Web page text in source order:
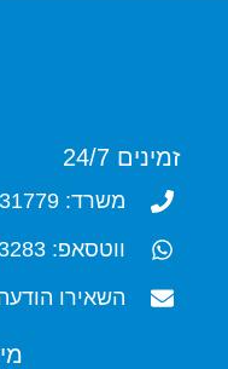
זמינים 24/7
משרד: 04-9531779
ווטסאפ: 050-8283283
השאירו